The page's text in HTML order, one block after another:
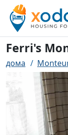
Ferri's
дома